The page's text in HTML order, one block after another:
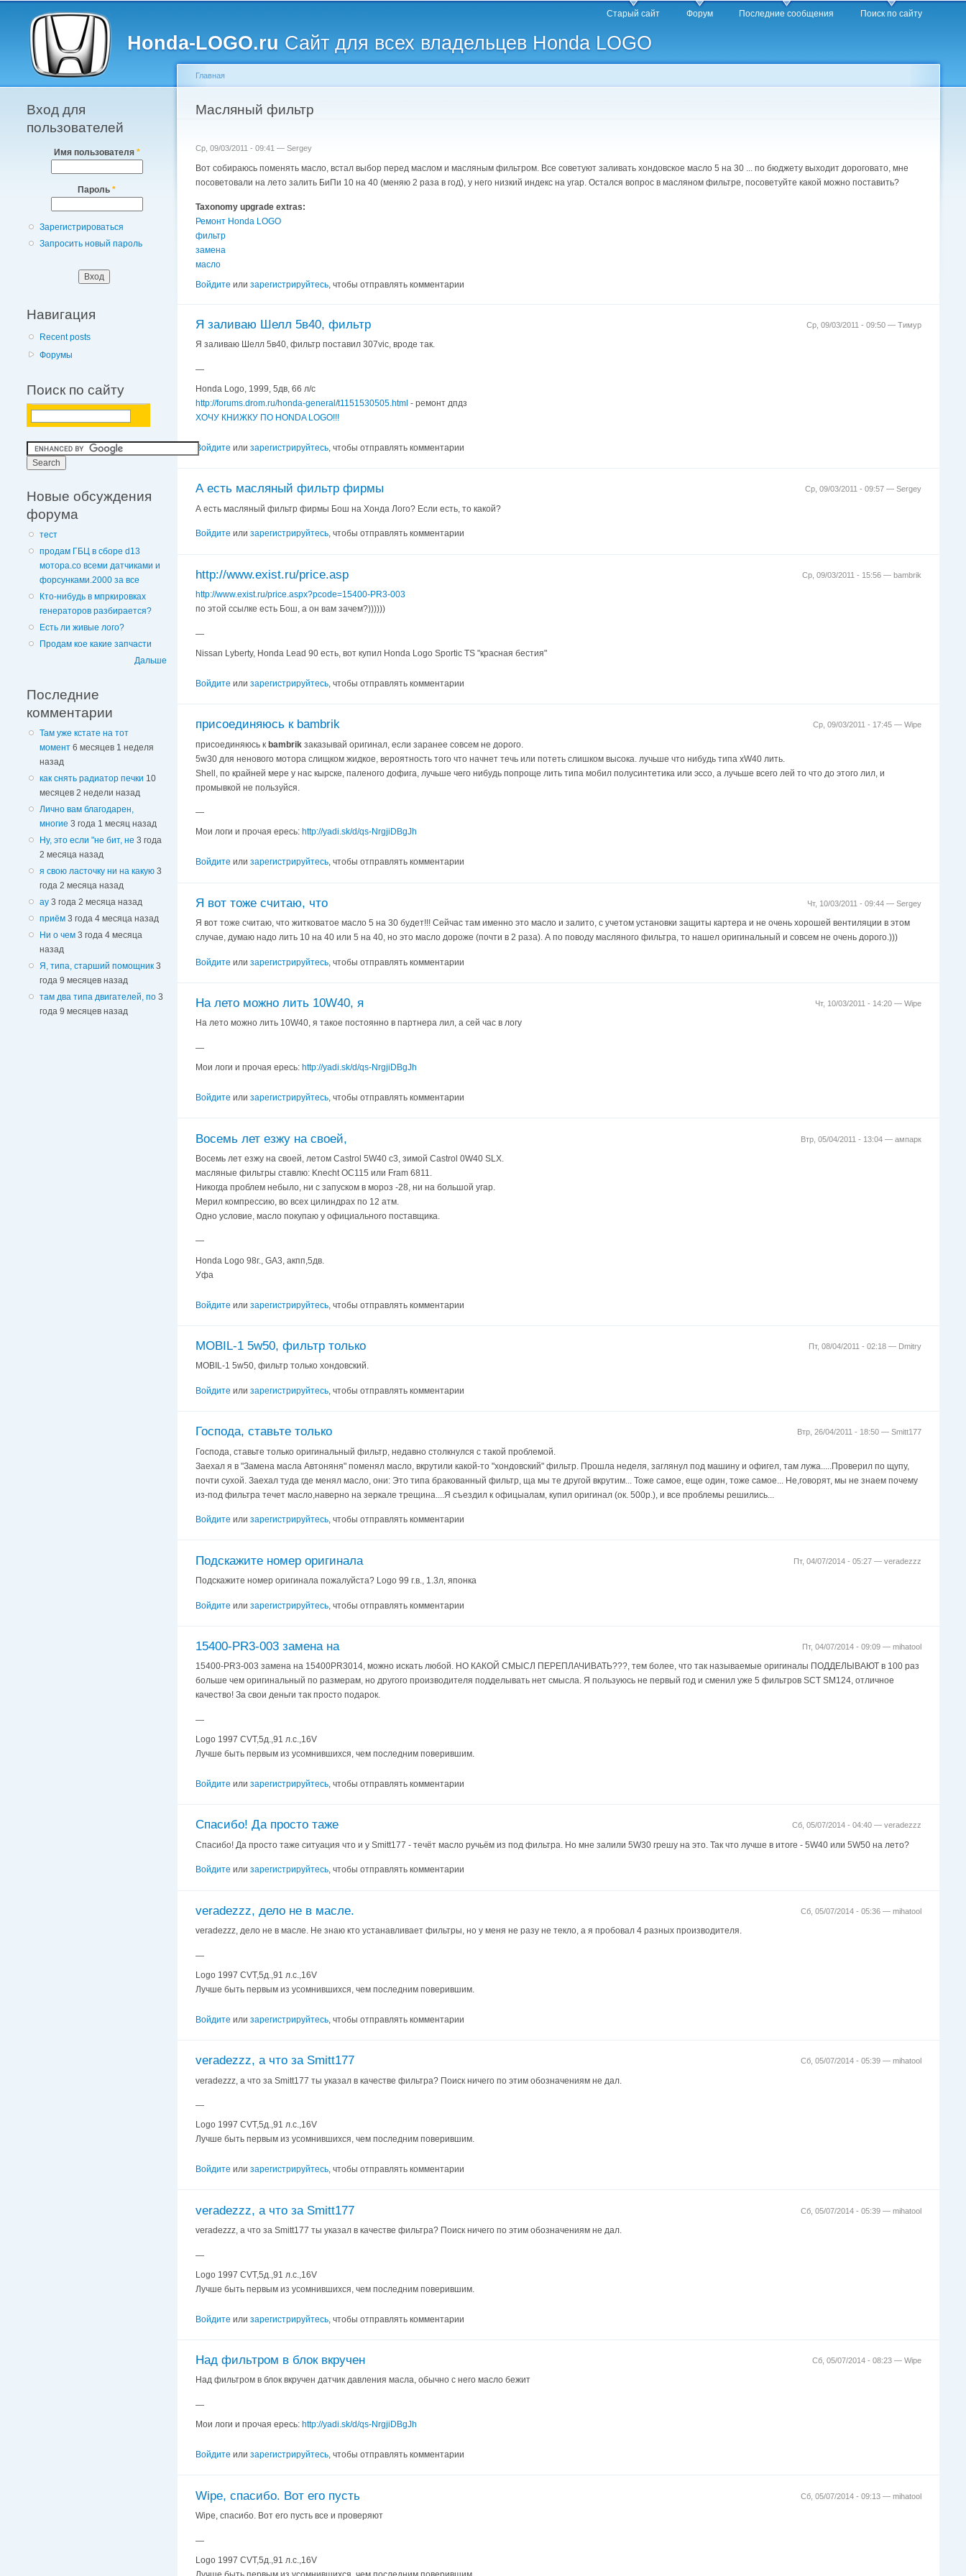
Honda-LOGO.ru Сайт для всех владельцев Honda LOGO
Главное меню Старый сайт Форум Последние сообщения Поиск по сайту
Вход для
пользователей
Имя пользователя *
Пароль *
Зарегистрироваться
Запросить новый пароль
Навигация
Recent posts
Форумы
Поиск по сайту
Новые обсуждения
форума
тест
продам ГБЦ в сборе d13
мотора.со всеми датчиками и
форсунками.2000 за все
Кто-нибудь в мпркировках
генераторов разбирается?
Есть ли живые лого?
Продам кое какие запчасти
Дальше
Последние
комментарии
Там уже кстате на тот
момент 6 месяцев 1 неделя
назад
как снять радиатор печки 10
месяцев 2 недели назад
Лично вам благодарен,
многие 3 года 1 месяц назад
Ну, это если "не бит, не 3 года
2 месяца назад
я свою ласточку ни на какую 3
года 2 месяца назад
ау 3 года 2 месяца назад
приём 3 года 4 месяца назад
Ни о чем 3 года 4 месяца
назад
Я, типа, старший помощник 3
года 9 месяцев назад
там два типа двигателей, по 3
года 9 месяцев назад
Вы здесь
Главная
Масляный фильтр
Ср, 09/03/2011 - 09:41 — Sergey
Вот собираюсь поменять масло, встал выбор перед маслом и масляным фильтром. Все советуют заливать хондовское масло 5 на 30 ... по бюджету выходит дороговато, мне
посоветовали на лето залить БиПи 10 на 40 (меняю 2 раза в год), у него низкий индекс на угар. Остался вопрос в масляном фильтре, посоветуйте какой можно поставить?
Taxonomy upgrade extras:
Ремонт Honda LOGO
фильтр
замена
масло
Войдите или зарегистрируйтесь , чтобы отправлять комментарии
Ср, 09/03/2011 - 09:50 — Тимур
Я заливаю Шелл 5в40, фильтр
Я заливаю Шелл 5в40, фильтр поставил 307vic, вроде так.
—
Honda Logo, 1999, 5дв, 66 л/с
http://forums.drom.ru/honda-general/t1151530505.html - ремонт дпдз
ХОЧУ КНИЖКУ ПО HONDA LOGO!!!
Войдите или зарегистрируйтесь, чтобы отправлять комментарии
Ср, 09/03/2011 - 09:57 — Sergey
А есть масляный фильтр фирмы
А есть масляный фильтр фирмы Бош на Хонда Лого? Если есть, то какой?
Войдите или зарегистрируйтесь, чтобы отправлять комментарии
Ср, 09/03/2011 - 15:56 — bambrik
http://www.exist.ru/price.asp
http://www.exist.ru/price.aspx?pcode=15400-PR3-003
по этой ссылке есть Бош, а он вам зачем?))))))
—
Nissan Lyberty, Honda Lead 90 есть, вот купил Honda Logo Sportic TS "красная бестия"
Войдите или зарегистрируйтесь , чтобы отправлять комментарии
Ср, 09/03/2011 - 17:45 — Wipe
присоединяюсь к bambrik
присоединяюсь к bambrik заказывай оригинал, если заранее совсем не дорого.
5w30 для ненового мотора слищком жидкое, вероятность того что начнет течь или потеть слишком высока. лучьше что нибудь типа xW40 лить.
Shell, по крайней мере у нас кырске, паленого дофига, лучьше чего нибудь попроще лить типа мобил полусинтетика или эссо, а лучьше всего лей то что до этого лил, и
промывкой не пользуйся.
—
Мои логи и прочая ересь: http://yadi.sk/d/qs-NrgjiDBgJh
Войдите или зарегистрируйтесь, чтобы отправлять комментарии
Чт, 10/03/2011 - 09:44 — Sergey
Я вот тоже считаю, что
Я вот тоже считаю, что житковатое масло 5 на 30 будет!!! Сейчас там именно это масло и залито, с учетом установки защиты картера и не очень хорошей вентиляции в этом
случае, думаю надо лить 10 на 40 или 5 на 40, но это масло дороже (почти в 2 раза). А по поводу масляного фильтра, то нашел оригинальный и совсем не очень дорого.)))
Войдите или зарегистрируйтесь , чтобы отправлять комментарии
Чт, 10/03/2011 - 14:20 — Wipe
На лето можно лить 10W40, я
На лето можно лить 10W40, я такое постоянно в партнера лил, а сей час в логу
—
Мои логи и прочая ересь: http://yadi.sk/d/qs-NrgjiDBgJh
Войдите или зарегистрируйтесь, чтобы отправлять комментарии
Втр, 05/04/2011 - 13:04 — ампарк
Восемь лет езжу на своей,
Восемь лет езжу на своей, летом Castrol 5W40 c3, зимой Castrol 0W40 SLX.
масляные фильтры ставлю: Knecht OC115 или Fram 6811.
Никогда проблем небыло, ни с запуском в мороз -28, ни на большой угар.
Мерил компрессию, во всех цилиндрах по 12 атм.
Одно условие, масло покупаю у официального поставщика.
—
Honda Logo 98г., GA3, акпп,5дв.
Уфа
Войдите или зарегистрируйтесь , чтобы отправлять комментарии
Пт, 08/04/2011 - 02:18 — Dmitry
MOBIL-1 5w50, фильтр только
MOBIL-1 5w50, фильтр только хондовский.
Войдите или зарегистрируйтесь, чтобы отправлять комментарии
Втр, 26/04/2011 - 18:50 — Smitt177
Господа, ставьте только
Господа, ставьте только оригинальный фильтр, недавно столкнулся с такой проблемой.
Заехал я в "Замена масла Автоняня" поменял масло, вкрутили какой-то "хондовский" фильтр. Прошла неделя, заглянул под машину и офигел, там лужа.....Проверил по щупу,
почти сухой. Заехал туда где менял масло, они: Это типа бракованный фильтр, ща мы те другой вкрутим... Тоже самое, еще один, тоже самое... Не,говорят, мы не знаем почему
из-под фильтра течет масло,наверно на зеркале трещина....Я съездил к офицыалам, купил оригинал (ок. 500р.), и все проблемы решились...
Войдите или зарегистрируйтесь, чтобы отправлять комментарии
Пт, 04/07/2014 - 05:27 — veradezzz
Подскажите номер оригинала
Подскажите номер оригинала пожалуйста? Logo 99 г.в., 1.3л, японка
Войдите или зарегистрируйтесь , чтобы отправлять комментарии
Пт, 04/07/2014 - 09:09 — mihatool
15400-PR3-003 замена на
15400-PR3-003 замена на 15400PR3014, можно искать любой. НО КАКОЙ СМЫСЛ ПЕРЕПЛАЧИВАТЬ???, тем более, что так называемые оригиналы ПОДДЕЛЫВАЮТ в 100 раз
больше чем оригинальный по размерам, но другого производителя подделывать нет смысла. Я пользуюсь не первый год и сменил уже 5 фильтров SCT SM124, отличное
качество! За свои деньги так просто подарок.
—
Logo 1997 CVT,5д.,91 л.с.,16V
Лучше быть первым из усомнившихся, чем последним поверившим.
Войдите или зарегистрируйтесь, чтобы отправлять комментарии
Сб, 05/07/2014 - 04:40 — veradezzz
Спасибо! Да просто таже
Спасибо! Да просто таже ситуация что и у Smitt177 - течёт масло ручьём из под фильтра. Но мне залили 5W30 грешу на это. Так что лучше в итоге - 5W40 или 5W50 на лето?
Войдите или зарегистрируйтесь, чтобы отправлять комментарии
Сб, 05/07/2014 - 05:36 — mihatool
veradezzz, дело не в масле.
veradezzz, дело не в масле. Не знаю кто устанавливает фильтры, но у меня не разу не текло, а я пробовал 4 разных производителя.
—
Logo 1997 CVT,5д.,91 л.с.,16V
Лучше быть первым из усомнившихся, чем последним поверившим.
Войдите или зарегистрируйтесь , чтобы отправлять комментарии
Сб, 05/07/2014 - 05:39 — mihatool
veradezzz, а что за Smitt177
veradezzz, а что за Smitt177 ты указал в качестве фильтра? Поиск ничего по этим обозначениям не дал.
—
Logo 1997 CVT,5д.,91 л.с.,16V
Лучше быть первым из усомнившихся, чем последним поверившим.
Войдите или зарегистрируйтесь, чтобы отправлять комментарии
Сб, 05/07/2014 - 05:39 — mihatool
veradezzz, а что за Smitt177
veradezzz, а что за Smitt177 ты указал в качестве фильтра? Поиск ничего по этим обозначениям не дал.
—
Logo 1997 CVT,5д.,91 л.с.,16V
Лучше быть первым из усомнившихся, чем последним поверившим.
Войдите или зарегистрируйтесь , чтобы отправлять комментарии
Сб, 05/07/2014 - 08:23 — Wipe
Над фильтром в блок вкручен
Над фильтром в блок вкручен датчик давления масла, обычно с него масло бежит
—
Мои логи и прочая ересь: http://yadi.sk/d/qs-NrgjiDBgJh
Войдите или зарегистрируйтесь, чтобы отправлять комментарии
Сб, 05/07/2014 - 09:13 — mihatool
Wipe, спасибо. Вот его пусть
Wipe, спасибо. Вот его пусть все и проверяют
—
Logo 1997 CVT,5д.,91 л.с.,16V